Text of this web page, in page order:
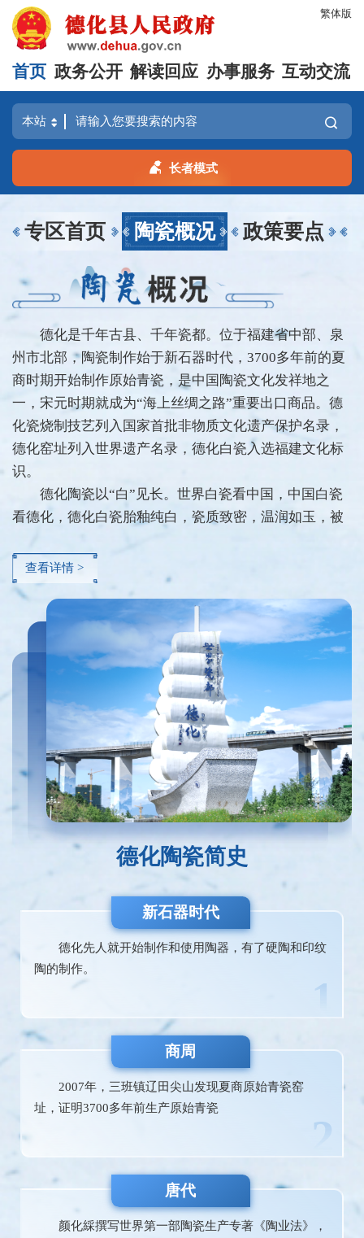
繁体版
首页 政务公开 解读回应 办事服务 互动交流
长者模式
专区首页 陶瓷概况 政策要点
德化是千年古县、千年瓷都。位于福建省中部、泉
州市北部，陶瓷制作始于新石器时代，3700多年前的夏
商时期开始制作原始青瓷，是中国陶瓷文化发祥地之
一，宋元时期就成为“海上丝绸之路”重要出口商品。德
化瓷烧制技艺列入国家首批非物质文化遗产保护名录，
德化窑址列入世界遗产名录，德化白瓷入选福建文化标
识。
德化陶瓷以“白”见长。世界白瓷看中国，中国白瓷
看德化，德化白瓷胎釉纯白，瓷质致密，温润如玉，被
为“BLANC DE CHINE”，即“中国白”。
德化瓷雕技艺享誉天下。以明代“瓷圣”何朝宗为代
表的一批瓷雕大师，奠定了德化瓷雕技艺基础和风格，
所创作品造型优美、气韵生动，天下共宝之，世界上各
大博物馆将德化白瓷视为镇馆之宝。
新时代中的德化陶瓷雕塑秉承传统、着力创新，理
念新颖、题材广泛，手法独特、意蕴悠长。德化现有陶
瓷企业4000多家，从业人员10多万人，是全国最大的陶
瓷工艺品生产和出口基地、国家级出口陶瓷质量安全示
范区、全国最大的陶瓷茶具和花盆生产基地，获评中国
瓷都、中国民间文化艺术之乡、中国陶瓷历史文化名
城、国家知识产权强县建设试点县、世界陶瓷之都，德
化陶瓷品牌价值超千亿元。
查看详情 >
德化陶瓷简史
新石器时代
德化先人就开始制作和使用陶器，有了硬陶和印纹
陶的制作。
1
商周
2007年，三班镇辽田尖山发现夏商原始青瓷窑
址，证明3700多年前生产原始青瓷
2
唐代
颜化綵撰写世界第一部陶瓷生产专著《陶业法》，